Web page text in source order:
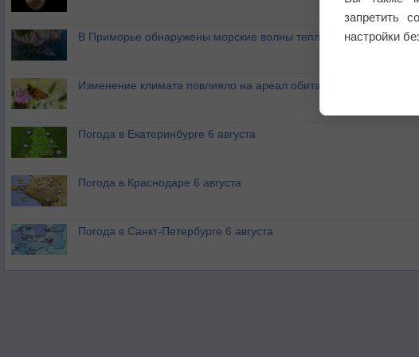
В Приморье обнаружены морские волны тепла
Изменение климата повлияло на ареал обитания бабочек
Погода в Екатеринбурге 6 августа
Погода в Краснодаре 6 августа
Погода в Санкт-Петербурге 6 августа
запретить
настройки